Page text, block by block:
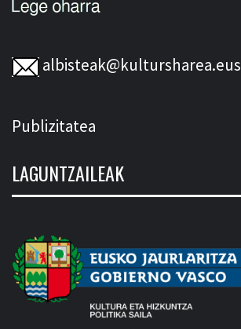
albisteak@kultursharea.eus
Publizitatea
LAGUNTZAILEAK